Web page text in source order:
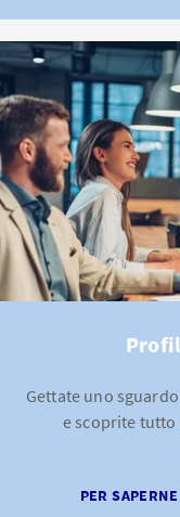
Gettate uno
e scoprite tutto
PER